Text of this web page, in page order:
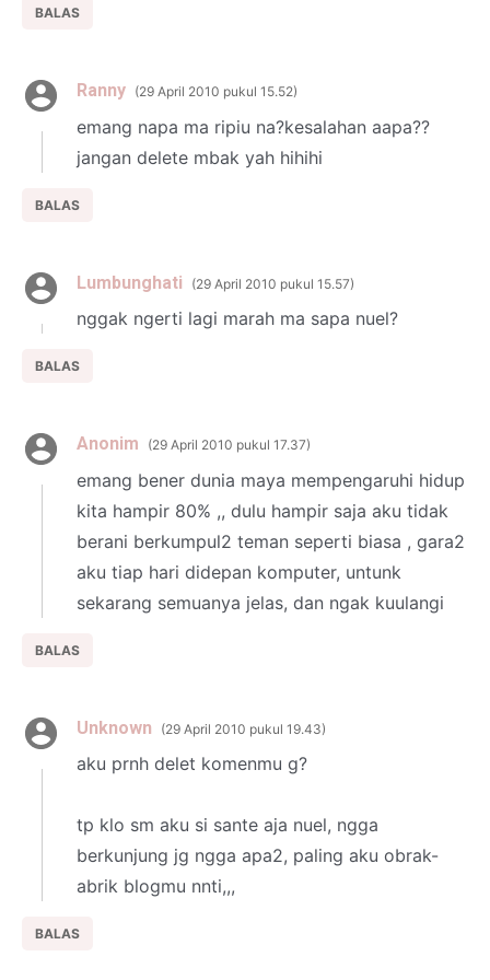
BALAS
Ranny 29 April 2010 pukul 15.52
emang napa ma ripiu na?kesalahan aapa??
jangan delete mbak yah hihihi
BALAS
Lumbunghati 29 April 2010 pukul 15.57
nggak ngerti lagi marah ma sapa nuel?
BALAS
Anonim 29 April 2010 pukul 17.37
emang bener dunia maya mempengaruhi hidup
kita hampir 80% ,, dulu hampir saja aku tidak
berani berkumpul2 teman seperti biasa , gara2
aku tiap hari didepan komputer, untunk
sekarang semuanya jelas, dan ngak kuulangi
BALAS
Unknown 29 April 2010 pukul 19.43
aku prnh delet komenmu g?
tp klo sm aku si sante aja nuel, ngga
berkunjung jg ngga apa2, paling aku obrak-
abrik blogmu nnti,,,
BALAS